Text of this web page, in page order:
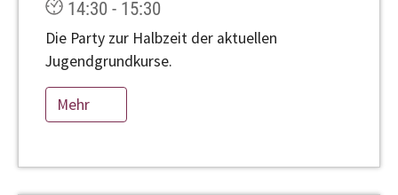
14:30 - 15:30
Die Party zur Halbzeit der aktuellen
Jugendgrundkurse.
Mehr